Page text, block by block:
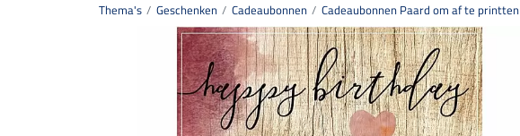
Thema's Geschenken Cadeaubonnen Cadeaubonnen Paard om af te printten